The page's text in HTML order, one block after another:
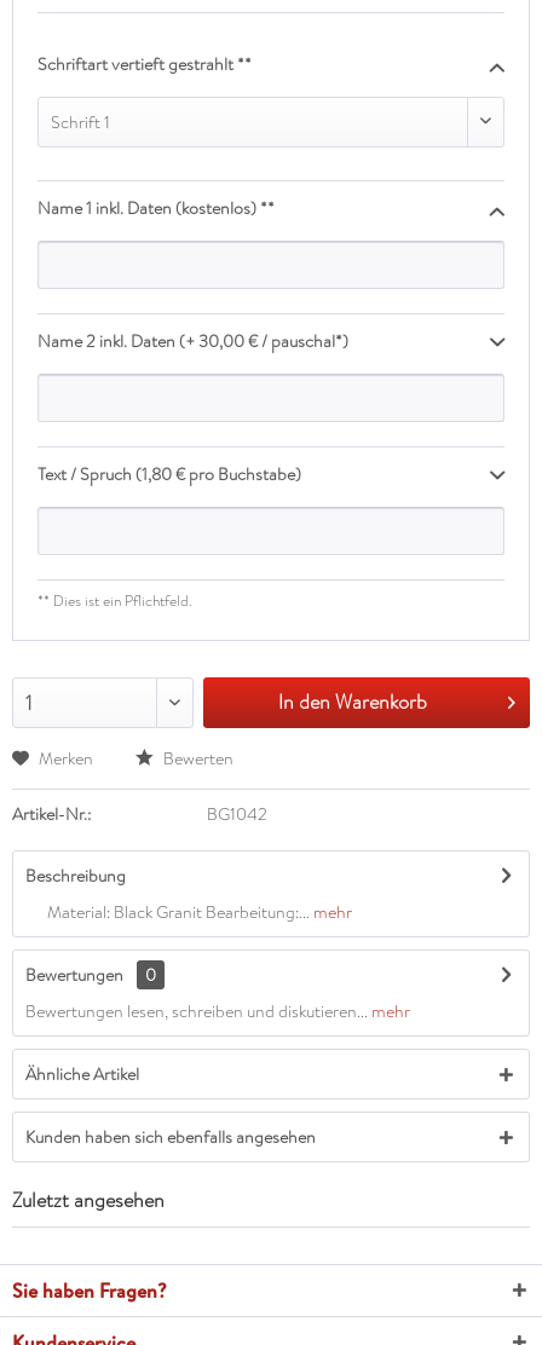
Schriftart vertieft gestrahlt **
Schrift 1
Name 1 inkl. Daten (kostenlos) **
Name 2 inkl. Daten (+ 30,00 € / pauschal*)
Text / Spruch (1,80 € pro Buchstabe)
** Dies ist ein Pflichtfeld.
1 In den Warenkorb
Merken Bewerten
Artikel-Nr.: BG1042
Beschreibung
Material: Black Granit Bearbeitung:... mehr
Bewertungen
0
Bewertungen lesen, schreiben und diskutieren... mehr
Ähnliche Artikel
Kunden haben sich ebenfalls angesehen
Zuletzt angesehen
Sie haben Fragen?